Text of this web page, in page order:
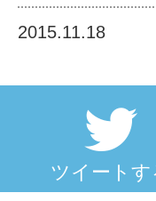
2015.11.18
ツイートす